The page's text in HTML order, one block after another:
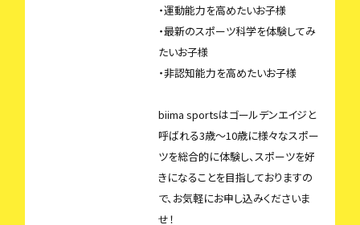
・運動能力を高めたいお子様
・最新のスポーツ科学を体験してみ
たいお子様
・非認知能力を高めたいお子様
biima sportsはゴールデンエイジと
呼ばれる3歳〜10歳に様々なスポー
ツを総合的に体験し、スポーツを好
きになることを目指しておりますの
で、お気軽にお申し込みくださいま
せ！